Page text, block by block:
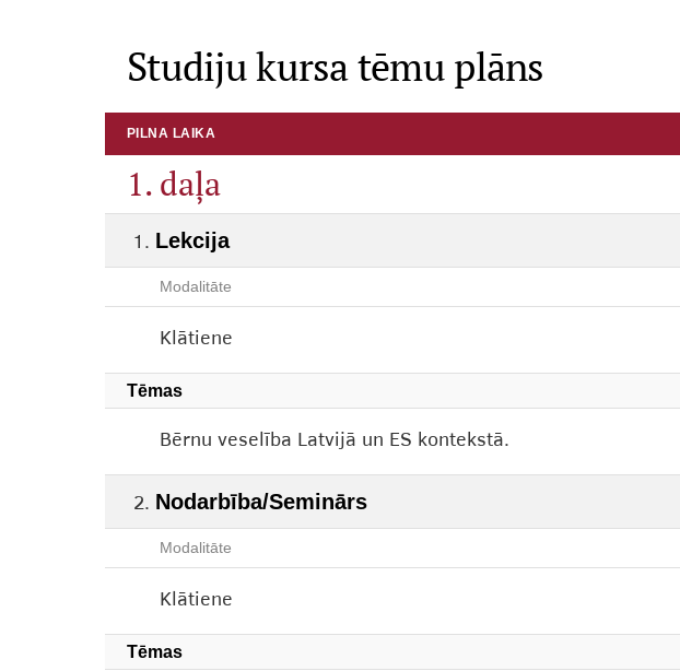
Studiju kursa tēmu plāns
PILNA LAIKA
1. daļa
Lekcija
Modalitāte
Klātiene
Tēmas
Bērnu veselība Latvijā un ES kontekstā.
Nodarbība/Seminārs
Modalitāte
Klātiene
Tēmas